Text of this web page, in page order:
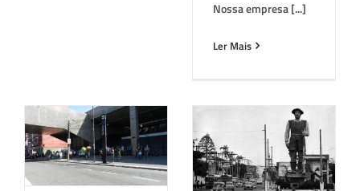
Nossa empresa [...]
Ler Mais
Desentupidora em
Santo Amaro